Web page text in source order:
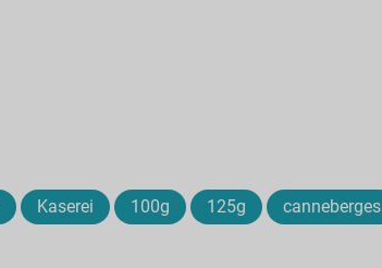
Kaserei 100g 125g canneberges